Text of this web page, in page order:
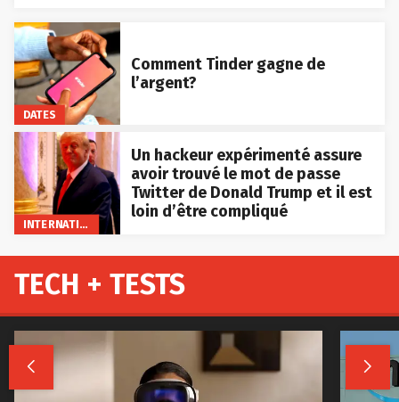
DATES
Comment Tinder gagne de
l’argent?
INTERNATIONAL
Un hackeur expérimenté assure
avoir trouvé le mot de passe
Twitter de Donald Trump et il est
loin d’être compliqué
TECH + TESTS
 